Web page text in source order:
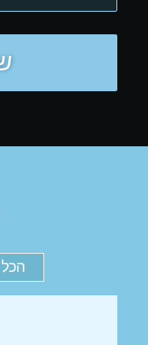
הכל